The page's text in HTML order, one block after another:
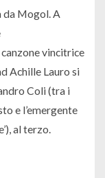
da Mogol. A
canzone vincitrice
Achille Lauro si
Coli (tra i
e l’emergente
al terzo.